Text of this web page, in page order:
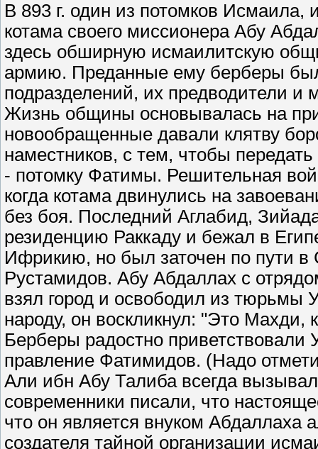
В 893 г. один из потомков
котама своего миссионера Абу
здесь обширную исмаилитскую
армию. Преданные ему берберы
подразделений, их предводители и
Жизнь общины основывалась на
новообращенные давали клятву
наместников, с тем, чтобы
- потомку Фатимы. Решительная
когда котама двинулись на
без боя. Последний Аглабид,
резиденцию Раккаду и бежал в
Ифрикию, но был заточен по пути
Рустамидов. Абу Абдаллах с
взял город и освободил из тюрьмы
народу, он воскликнул: "Это Махди,
Берберы радостно приветствовали
правление Фатимидов. (Надо
Али ибн Абу Талиба всегда
современники писали, что
что он является внуком Абдаллаха
создателя тайной организации